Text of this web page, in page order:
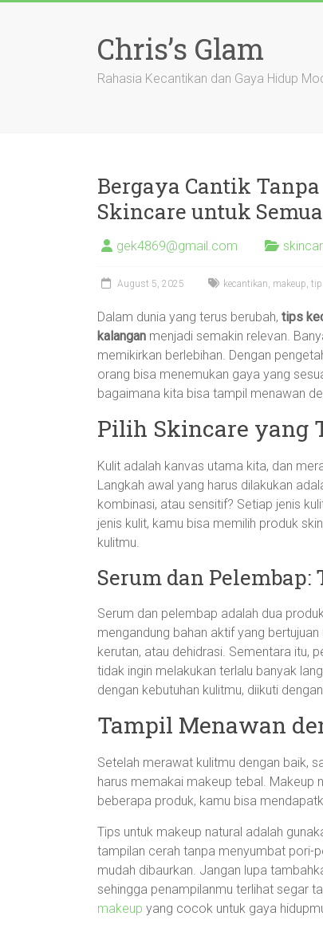
Chris’s Glam
Rahasia Kecantikan dan Gaya Hidup
Bergaya Cantik
Skincare untuk
gek4869@gmail.com
August 5, 2025 kecantikan, makeup,
Dalam dunia yang terus berubah, tips
kalangan menjadi semakin relevan.
memikirkan berlebihan. Dengan
orang bisa menemukan gaya yang
bagaimana kita bisa tampil menawan
Pilih Skincare yang
Kulit adalah kanvas utama kita, dan
Langkah awal yang harus dilakukan
kombinasi, atau sensitif? Setiap jenis
jenis kulit, kamu bisa memilih produk
kulitmu.
Serum dan
Serum dan pelembap adalah dua
mengandung bahan aktif yang
kerutan, atau dehidrasi. Sementara itu,
tidak ingin melakukan terlalu banyak
dengan kebutuhan kulitmu, diikuti
Tampil Menawan
Setelah merawat kulitmu dengan baik,
harus memakai makeup tebal. Makeup
beberapa produk, kamu bisa
Tips untuk makeup natural adalah
tampilan cerah tanpa menyumbat pori-
mudah dibaurkan. Jangan lupa
sehingga penampilanmu terlihat segar
makeup yang cocok untuk gaya